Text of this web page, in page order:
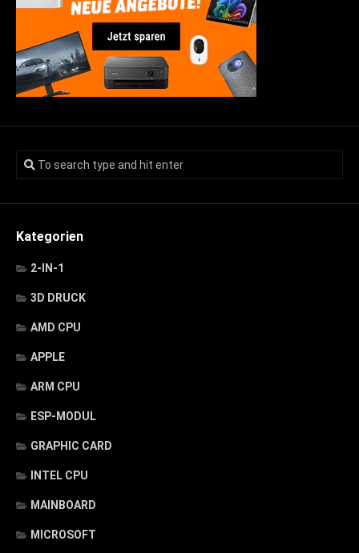
Kategorien
2-IN-1
3D DRUCK
AMD CPU
APPLE
ARM CPU
ESP-MODUL
GRAPHIC CARD
INTEL CPU
MAINBOARD
MICROSOFT